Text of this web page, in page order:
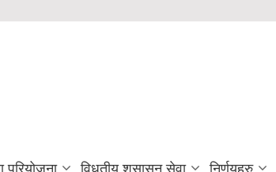
परियोजना विधुतीय शुसासन सेवा निर्णयहरु